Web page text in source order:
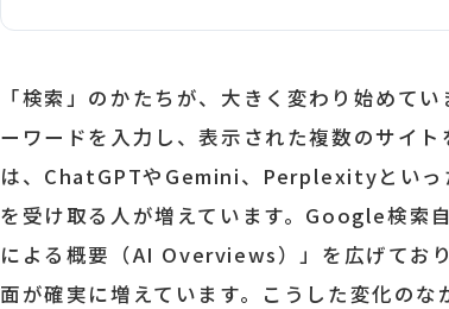
「検索」のかたちが、大きく変わり始めて
ーワードを入力し、表示された複数のサイ
は、ChatGPTやGemini、Perplexityといっ
を受け取る人が増えています。Google検索
による概要（AI Overviews）」を広げてお
面が確実に増えています。こうした変化のな